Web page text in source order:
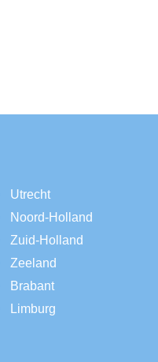
Utrecht
Noord-Holland
Zuid-Holland
Zeeland
Brabant
Limburg